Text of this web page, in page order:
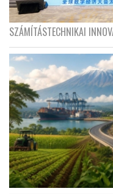
SZÁMÍTÁSTECHNIKAI